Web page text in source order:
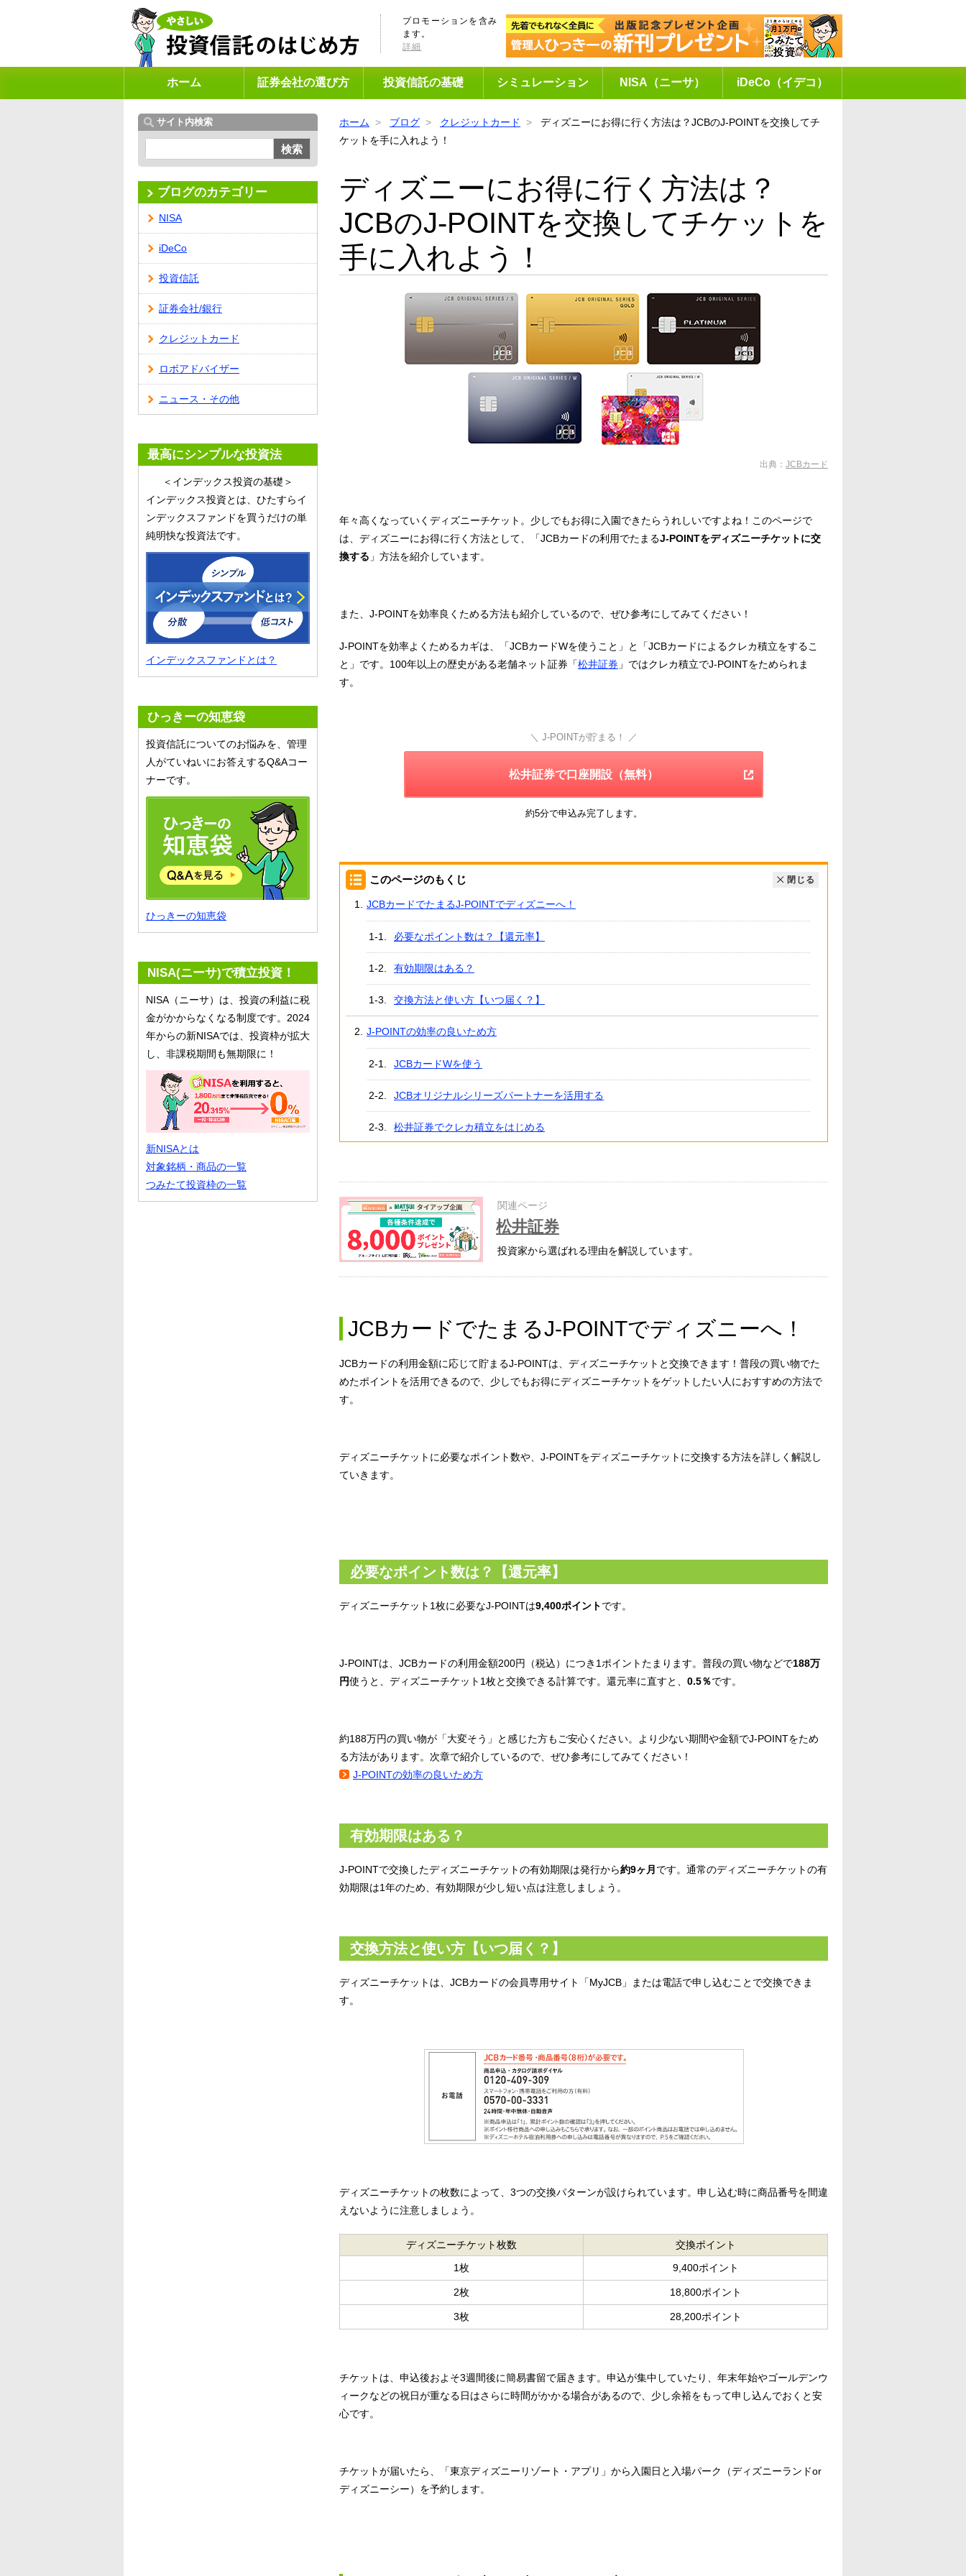
プロモーションを含み
ます。
詳細
ホーム 証券会社の選び方 投資信託の基礎 シミュレーション NISA（ニーサ） iDeCo（イデコ）
ホーム ブログ クレジットカード
ディズニーにお得に行く方法は？JCBのJ-POINTを交換してチ
ケットを手に入れよう！
ディズニーにお得に行く方法は？
JCBのJ-POINTを交換してチケットを
手に入れよう！
出典： JCBカード
年々高くなっていくディズニーチケット。少しでもお得に入園できたらうれしいですよね！このページで
は、ディズニーにお得に行く方法として、「JCBカードの利用でたまるJ-POINTをディズニーチケットに交
換する 」方法を紹介しています。
また、J-POINTを効率良くためる方法も紹介しているので、ぜひ参考にしてみてください！
J-POINTを効率よくためるカギは、「JCBカードWを使うこと」と「JCBカードによるクレカ積立をするこ
と」です。100年以上の歴史がある老舗ネット証券「松井証券 」ではクレカ積立でJ-POINTをためられま
す。
＼ J-POINTが貯まる！ ／
松井証券で口座開設（無料）
約5分で申込み完了します。
このページのもくじ 閉じる
JCBカードでたまるJ-POINTでディズニーへ！
必要なポイント数は？【還元率】
有効期限はある？
交換方法と使い方【いつ届く？】
J-POINTの効率の良いため方
JCBカードWを使う
JCBオリジナルシリーズパートナーを活用する
松井証券でクレカ積立をはじめる
関連ページ
松井証券
投資家から選ばれる理由を解説しています。
JCBカードでたまるJ-POINTでディズニーへ！
JCBカードの利用金額に応じて貯まるJ-POINTは、ディズニーチケットと交換できます！普段の買い物でた
めたポイントを活用できるので、少しでもお得にディズニーチケットをゲットしたい人におすすめの方法で
す。
ディズニーチケットに必要なポイント数や、J-POINTをディズニーチケットに交換する方法を詳しく解説し
ていきます。
必要なポイント数は？【還元率】
ディズニーチケット1枚に必要なJ-POINTは9,400ポイントです。
J-POINTは、JCBカードの利用金額200円（税込）につき1ポイントたまります。普段の買い物などで188万
円使うと、ディズニーチケット1枚と交換できる計算です。還元率に直すと、 0.5％です。
約188万円の買い物が「大変そう」と感じた方もご安心ください。より少ない期間や金額でJ-POINTをため
る方法があります。次章で紹介しているので、ぜひ参考にしてみてください！
J-POINTの効率の良いため方
有効期限はある？
J-POINTで交換したディズニーチケットの有効期限は発行から約9ヶ月 です。通常のディズニーチケットの有
効期限は1年のため、有効期限が少し短い点は注意しましょう。
交換方法と使い方【いつ届く？】
ディズニーチケットは、JCBカードの会員専用サイト「MyJCB」または電話で申し込むことで交換できま
す。
ディズニーチケットの枚数によって、3つの交換パターンが設けられています。申し込む時に商品番号を間違
えないように注意しましょう。
ディズニーチケット枚数
交換ポイント
1枚
9,400ポイント
2枚 18,800ポイント
3枚 28,200ポイント
チケットは、申込後およそ3週間後に簡易書留で届きます。申込が集中していたり、年末年始やゴールデンウ
ィークなどの祝日が重なる日はさらに時間がかかる場合があるので、少し余裕をもって申し込んでおくと安
心です。
チケットが届いたら、「東京ディズニーリゾート・アプリ」から入園日と入場パーク（ディズニーランドor
ディズニーシー）を予約します。
サイト内検索
検索
ブログのカテゴリー
NISA
iDeCo
投資信託
証券会社/銀行
クレジットカード
ロボアドバイザー
ニュース・その他
最高にシンプルな投資法
＜インデックス投資の基礎＞
インデックス投資とは、ひたすらイ
ンデックスファンドを買うだけの単
純明快な投資法です。
インデックスファンドとは？
ひっきーの知恵袋
投資信託についてのお悩みを、管理
人がていねいにお答えするQ&Aコー
ナーです。
ひっきーの知恵袋
NISA(ニーサ)で積立投資！
NISA（ニーサ）は、投資の利益に税
金がかからなくなる制度です。2024
年からの新NISAでは、投資枠が拡大
し、非課税期間も無期限に！
新NISAとは
対象銘柄・商品の一覧
つみたて投資枠の一覧